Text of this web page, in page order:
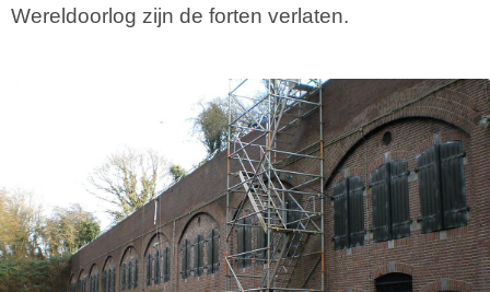
Wereldoorlog zijn de forten verlaten.